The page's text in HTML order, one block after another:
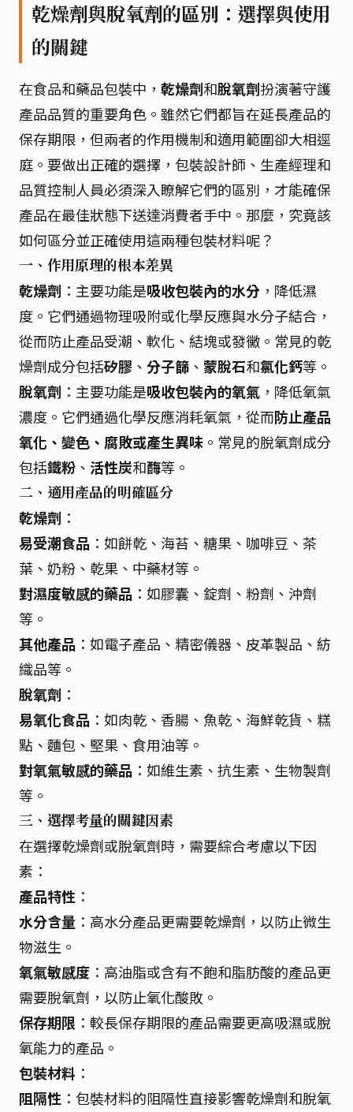
乾燥劑與脫氧劑的區別：選擇與使用
的關鍵
在食品和藥品包裝中， 乾燥劑和脫氧劑扮演著守護
產品品質的重要角色。雖然它們都旨在延長產品的
保存期限，但兩者的作用機制和適用範圍卻大相逕
庭。要做出正確的選擇，包裝設計師、生產經理和
品質控制人員必須深入瞭解它們的區別，才能確保
產品在最佳狀態下送達消費者手中。那麼，究竟該
如何區分並正確使用這兩種包裝材料呢？
一、作用原理的根本差異
乾燥劑 ：主要功能是吸收包裝內的水分 ，降低濕
度。它們通過物理吸附或化學反應與水分子結合，
從而防止產品受潮、軟化、結塊或發黴。常見的乾
燥劑成分包括矽膠 、 分子篩 、 蒙脫石和氯化鈣等。
脫氧劑 ：主要功能是吸收包裝內的氧氣 ，降低氧氣
濃度。它們通過化學反應消耗氧氣，從而防止產品
氧化、變色、腐敗或產生異味 。常見的脫氧劑成分
包括鐵粉 、 活性炭和酶等。
二、適用產品的明確區分
乾燥劑 ：
易受潮食品 ：如餅乾、海苔、糖果、咖啡豆、茶
葉、奶粉、乾果、中藥材等。
對濕度敏感的藥品 ：如膠囊、錠劑、粉劑、沖劑
等。
其他產品 ：如電子產品、精密儀器、皮革製品、紡
織品等。
脫氧劑 ：
易氧化食品 ：如肉乾、香腸、魚乾、海鮮乾貨、糕
點、麵包、堅果、食用油等。
對氧氣敏感的藥品 ：如維生素、抗生素、生物製劑
等。
三、選擇考量的關鍵因素
在選擇乾燥劑或脫氧劑時，需要綜合考慮以下因
素：
產品特性 ：
水分含量 ：高水分產品更需要乾燥劑，以防止微生
物滋生。
氧氣敏感度 ：高油脂或含有不飽和脂肪酸的產品更
需要脫氧劑，以防止氧化酸敗。
保存期限 ：較長保存期限的產品需要更高吸濕或脫
氧能力的產品。
包裝材料 ：
阻隔性 ：包裝材料的阻隔性直接影響乾燥劑和脫氧